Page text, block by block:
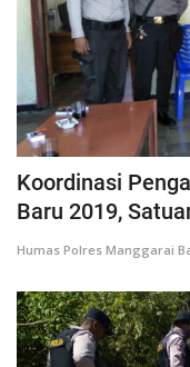
Koordinasi
Baru 2019,
Humas Polres Manggarai